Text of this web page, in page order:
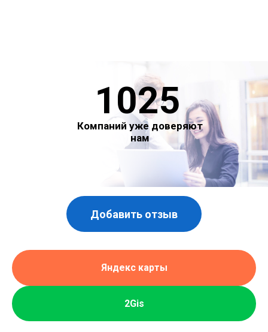
Компаний уже доверяют
нам
1025
Добавить отзыв
Яндекс карты
2Gis